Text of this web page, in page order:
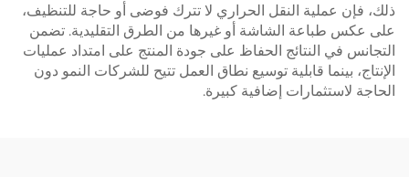
ذلك، فإن عملية النقل الحراري لا تترك فوضى أو حاجة للتنظيف،
على عكس طباعة الشاشة أو غيرها من الطرق التقليدية. تضمن
التجانس في النتائج الحفاظ على جودة المنتج على امتداد عمليات
الإنتاج، بينما قابلية توسيع نطاق العمل تتيح للشركات النمو دون
الحاجة لاستثمارات إضافية كبيرة.